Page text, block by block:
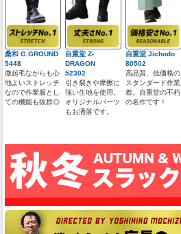
桑和 G.GROUND
5448
微起毛ながらも心
地よいストレッチ
なので作業服とし
ての機能も抜群◎
自重堂 Z-
DRAGON
52302
引き裂きや摩擦に
強い生地を使用。
オリジナルパーツ
もお洒落です。
自重堂 Jichodo
80502
高品質、低価格の
スタンダード作業
着。自重堂の不朽
の名作です！